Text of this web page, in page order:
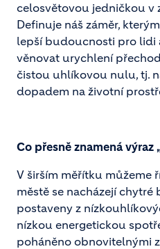
celosvětovou jedničkou v
Definuje náš záměr,
lepší budoucnosti pro lidi
věnovat urychlení
čistou uhlíkovou nulu, tj.
dopadem na životní
Co přesně znamená výraz
V širším měřítku můžeme
městě se nacházejí chytré
postaveny z
nízkou energetickou
poháněno obnovitelnými